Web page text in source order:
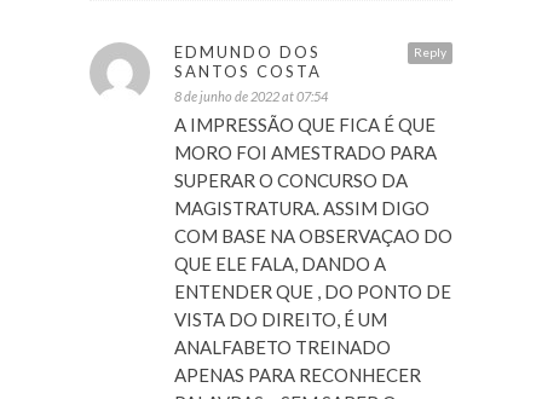
Reply
EDMUNDO DOS
SANTOS COSTA
8 de junho de 2022 at 07:54
A IMPRESSÃO QUE FICA É QUE
MORO FOI AMESTRADO PARA
SUPERAR O CONCURSO DA
MAGISTRATURA. ASSIM DIGO
COM BASE NA OBSERVAÇAO DO
QUE ELE FALA, DANDO A
ENTENDER QUE , DO PONTO DE
VISTA DO DIREITO, É UM
ANALFABETO TREINADO
APENAS PARA RECONHECER